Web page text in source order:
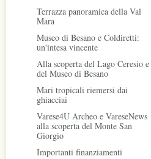
Terrazza panoramica della Val
Mara
Museo di Besano e Coldiretti:
un'intesa vincente
Alla scoperta del Lago Ceresio e
del Museo di Besano
Mari tropicali riemersi dai
ghiacciai
Varese4U Archeo e VareseNews
alla scoperta del Monte San
Giorgio
Importanti finanziamenti